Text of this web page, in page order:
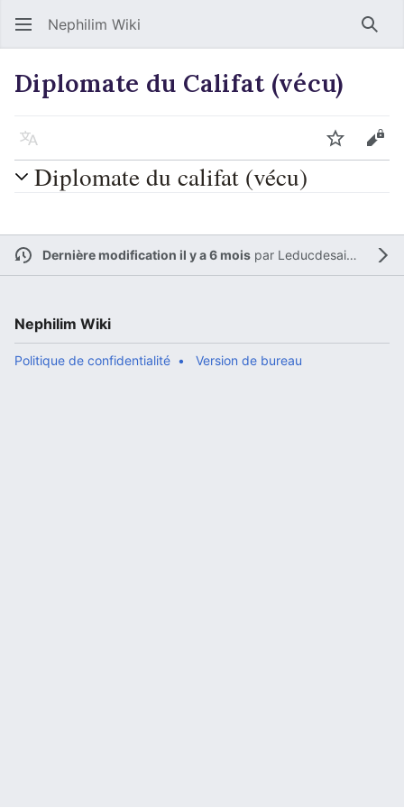
Nephilim Wiki
Diplomate du Califat (vécu)
Langue Suivre
Diplomate du califat (vécu)
Dernière modification il y a 6 moispar Leducdesaintamand
Nephilim Wiki
Politique de confidentialité Version de bureau